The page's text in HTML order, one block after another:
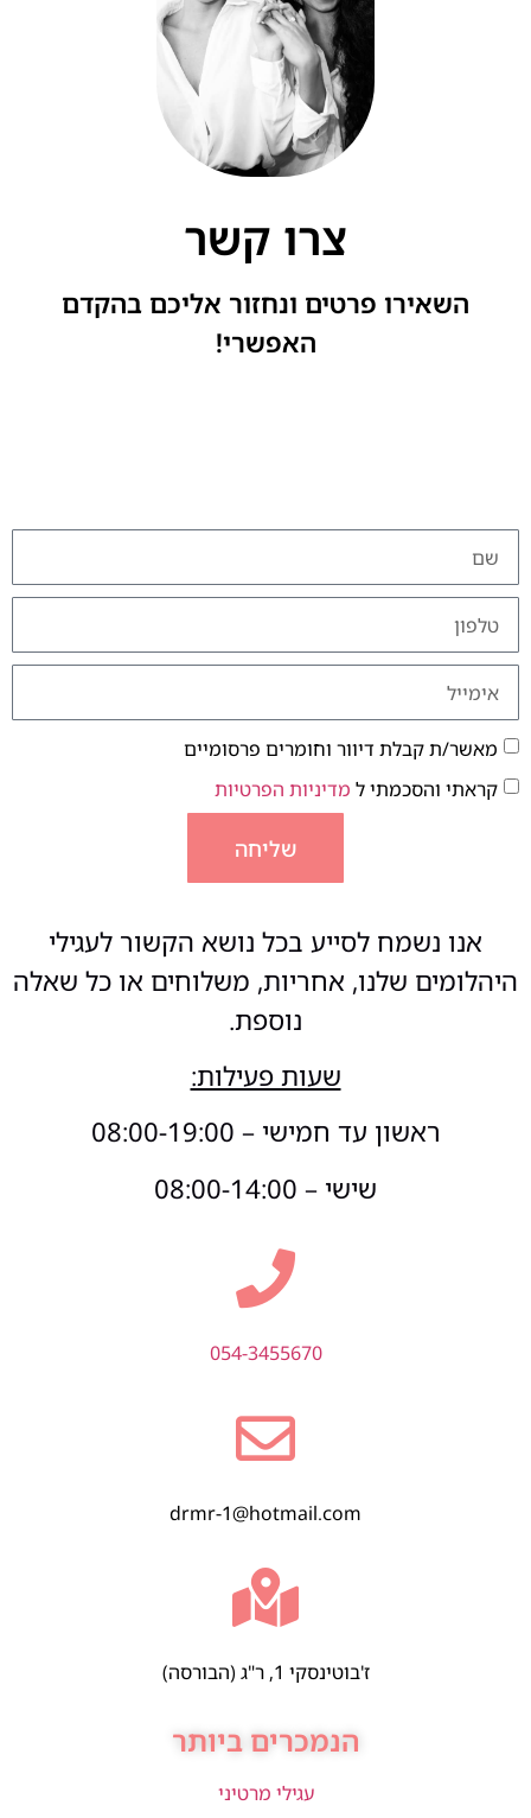
צרו קשר
השאירו פרטים ונחזור אליכם בהקדם
האפשרי!
מאשר/ת קבלת דיוור וחומרים פרסומיים
קראתי והסכמתי ל מדיניות הפרטיות
שליחה
אנו נשמח לסייע בכל נושא הקשור לעגילי
היהלומים שלנו, אחריות, משלוחים או כל שאלה
נוספת.
שעות פעילות:
ראשון עד חמישי – 08:00-19:00
שישי – 08:00-14:00
054-3455670
drmr-1@hotmail.com
ז'בוטינסקי 1, ר"ג (הבורסה)
הנמכרים ביותר
עגילי מרטיני